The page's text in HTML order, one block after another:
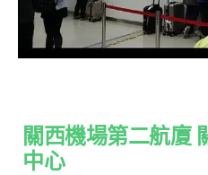
關西機場第二航廈
中心